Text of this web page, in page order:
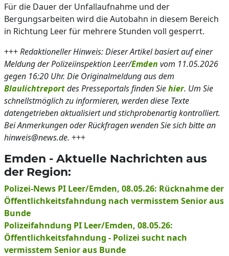
Für die Dauer der Unfallaufnahme und der
Bergungsarbeiten wird die Autobahn in diesem Bereich
in Richtung Leer für mehrere Stunden voll gesperrt.
+++Redaktioneller Hinweis: Dieser Artikel basiert auf einer
Meldung der Polizeiinspektion Leer/Emden vom 11.05.2026
gegen 16:20 Uhr. Die Originalmeldung aus dem
Blaulichtreportdes Presseportals finden Siehier. Um Sie
schnellstmöglich zu informieren, werden diese Texte
datengetrieben aktualisiert und stichprobenartig kontrolliert.
Bei Anmerkungen oder Rückfragen wenden Sie sich bitte an
hinweis@news.de. +++
Emden - Aktuelle Nachrichten aus
der Region:
Polizei-News PI Leer/Emden, 08.05.26: Rücknahme der
Öffentlichkeitsfahndung nach vermisstem Senior aus
Bunde
Polizeifahndung PI Leer/Emden, 08.05.26:
Öffentlichkeitsfahndung - Polizei sucht nach
vermisstem Senior aus Bunde